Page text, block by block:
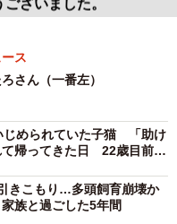
ス
さん（一番左）
じめられていた子猫 「助け
て帰ってきた日 22歳目前の
きこもり…多頭飼育崩壊か
族と過ごした5年間